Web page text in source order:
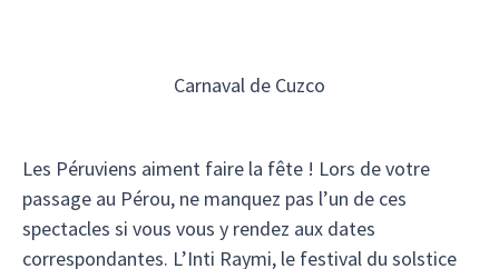
Carnaval de Cuzco
Les Péruviens aiment faire la fête ! Lors de votre
passage au Pérou, ne manquez pas l’un de ces
spectacles si vous vous y rendez aux dates
correspondantes. L’Inti Raymi, le festival du solstice